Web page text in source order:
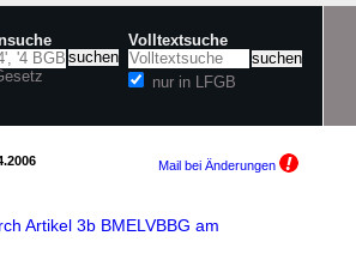
Volltextsuche
nur in LFGB
Mail bei Änderungen
Artikel 3b BMELVBBG am